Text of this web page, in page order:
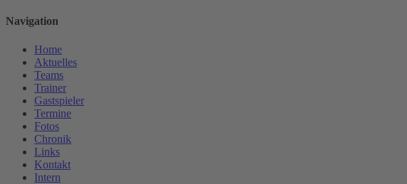
Navigation
Home
Aktuelles
Teams
Trainer
Gastspieler
Termine
Fotos
Chronik
Links
Kontakt
Intern